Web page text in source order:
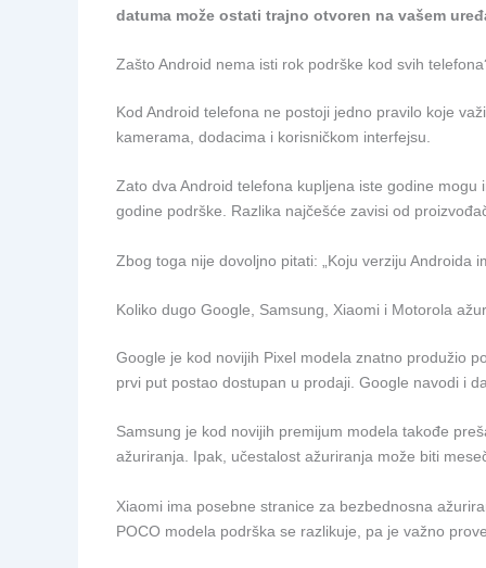
datuma može ostati trajno otvoren na vašem
Zašto Android nema isti rok podrške kod svih
Kod Android telefona ne postoji jedno pravilo koje
kamerama, dodacima i korisničkom interfejsu.
Zato dva Android telefona kupljena iste godine
godine podrške. Razlika najčešće zavisi od
Zbog toga nije dovoljno pitati: „Koju verziju Androida
Koliko dugo Google, Samsung, Xiaomi i Motorola
Google je kod novijih Pixel modela znatno produžio
prvi put postao dostupan u prodaji. Google navodi i
Samsung je kod novijih premijum modela takođe
ažuriranja. Ipak, učestalost ažuriranja može biti
Xiaomi ima posebne stranice za bezbednosna
POCO modela podrška se razlikuje, pa je važno